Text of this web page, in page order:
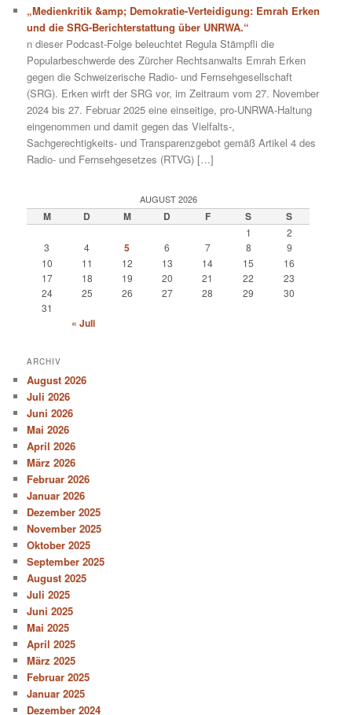
„Medienkritik &amp; Demokratie-Verteidigung: Emrah Erken
und die SRG-Berichterstattung über UNRWA.“
n dieser Podcast-Folge beleuchtet Regula Stämpfli die
Popularbeschwerde des Zürcher Rechtsanwalts Emrah Erken
gegen die Schweizerische Radio- und Fernsehgesellschaft
(SRG). Erken wirft der SRG vor, im Zeitraum vom 27. November
2024 bis 27. Februar 2025 eine einseitige, pro-UNRWA-Haltung
eingenommen und damit gegen das Vielfalts-,
Sachgerechtigkeits- und Transparenzgebot gemäß Artikel 4 des
Radio- und Fernsehgesetzes (RTVG) […]
AUGUST 2026
M D M D F S S
1
2
3
4 5 6 7 8
9
10
11 12 13 14 15
16
17
18 19 20 21 22
23
24
25 26 27 28 29
30
31
« Juli
ARCHIV
August 2026
Juli 2026
Juni 2026
Mai 2026
April 2026
März 2026
Februar 2026
Januar 2026
Dezember 2025
November 2025
Oktober 2025
September 2025
August 2025
Juli 2025
Juni 2025
Mai 2025
April 2025
März 2025
Februar 2025
Januar 2025
Dezember 2024